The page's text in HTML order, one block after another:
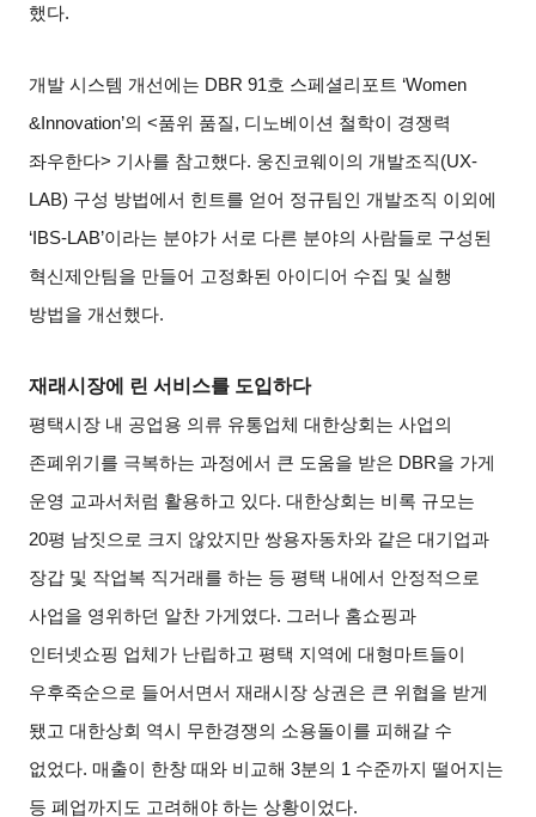
했다.
개발 시스템 개선에는 DBR 91호 스페셜리포트 ‘Women
&Innovation’의 <품위 품질, 디노베이션 철학이 경쟁력
좌우한다> 기사를 참고했다. 웅진코웨이의 개발조직(UX-
LAB) 구성 방법에서 힌트를 얻어 정규팀인 개발조직 이외에
‘IBS-LAB’이라는 분야가 서로 다른 분야의 사람들로 구성된
혁신제안팀을 만들어 고정화된 아이디어 수집 및 실행
방법을 개선했다.
재래시장에 린 서비스를 도입하다
평택시장 내 공업용 의류 유통업체 대한상회는 사업의
존폐위기를 극복하는 과정에서 큰 도움을 받은 DBR을 가게
운영 교과서처럼 활용하고 있다.대한상회는 비록 규모는
20평 남짓으로 크지 않았지만 쌍용자동차와 같은 대기업과
장갑 및 작업복 직거래를 하는 등 평택 내에서 안정적으로
사업을 영위하던 알찬 가게였다. 그러나 홈쇼핑과
인터넷쇼핑 업체가 난립하고 평택 지역에 대형마트들이
우후죽순으로 들어서면서 재래시장 상권은 큰 위협을 받게
됐고 대한상회 역시 무한경쟁의 소용돌이를 피해갈 수
없었다.매출이 한창 때와 비교해 3분의 1 수준까지 떨어지는
등 폐업까지도 고려해야 하는 상황이었다.